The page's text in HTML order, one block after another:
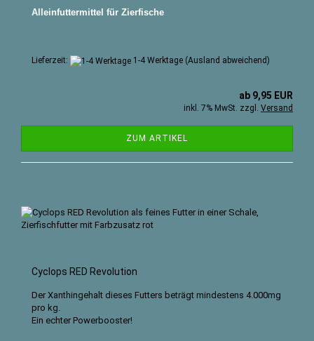
Alleinfuttermittel für Zierfische
Lieferzeit: 1-4 Werktage (Ausland abweichend)
ab 9,95 EUR
inkl. 7% MwSt. zzgl. Versand
ZUM ARTIKEL
Cyclops RED Revolution
Der Xanthingehalt dieses Futters beträgt mindestens 4.000mg
pro kg.
Ein echter Powerbooster!